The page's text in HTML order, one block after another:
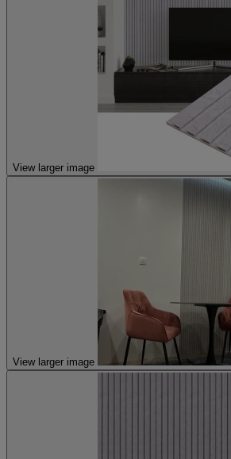
View larger image
View larger image